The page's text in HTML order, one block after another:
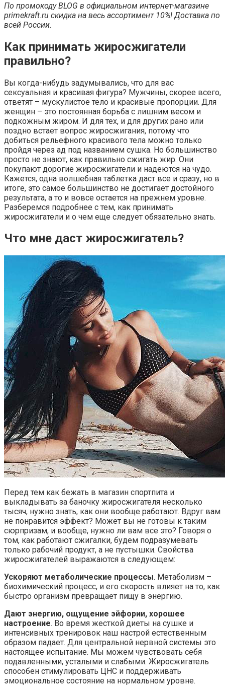
По промокоду BLOG в официальном интернет-магазине
primekraft.ru скидка на весь ассортимент 10%! Доставка по
всей России.
Как принимать жиросжигатели
правильно?
Вы когда-нибудь задумывались, что для вас
сексуальная и красивая фигура? Мужчины, скорее всего,
ответят – мускулистое тело и красивые пропорции. Для
женщин – это постоянная борьба с лишним весом и
подкожным жиром. И для тех, и для других рано или
поздно встает вопрос жиросжигания, потому что
добиться рельефного красивого тела можно только
пройдя через ад под названием сушка. Но большинство
просто не знают, как правильно сжигать жир. Они
покупают дорогие жиросжигатели и надеются на чудо.
Кажется, одна волшебная таблетка даст все и сразу, но в
итоге, это самое большинство не достигает достойного
результата, а то и вовсе остается на прежнем уровне.
Разберемся подробнее с тем, как принимать
жиросжигатели и о чем еще следует обязательно знать.
Что мне даст жиросжигатель?
Перед тем как бежать в магазин спортпита и
выкладывать за баночку жиросжигателя несколько
тысяч, нужно знать, как они вообще работают. Вдруг вам
не понравится эффект? Может вы не готовы к таким
сюрпризам, и вообще, нужно ли вам все это? Говоря о
том, как работают сжигалки, будем подразумевать
только рабочий продукт, а не пустышки. Свойства
жиросжигателей выражаются в следующем:
Ускоряют метаболические процессы. Метаболизм –
биохимический процесс, и его скорость влияет на то, как
быстро организм превращает пищу в энергию.
Дают энергию, ощущение эйфории, хорошее
настроение. Во время жесткой диеты на сушке и
интенсивных тренировок наш настрой естественным
образом падает. Для центральной нервной системы это
настоящее испытание. Мы можем чувствовать себя
подавленными, усталыми и слабыми. Жиросжигатель
способен стимулировать ЦНС и поддерживать
эмоциональное состояние на нормальном уровне.